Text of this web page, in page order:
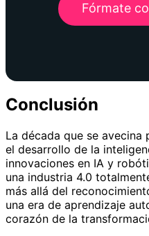
Fórmate
Conclusión
La década que se
el desarrollo de la
innovaciones en IA y
una industria 4.0
más allá del
una era de aprendizaje
corazón de la